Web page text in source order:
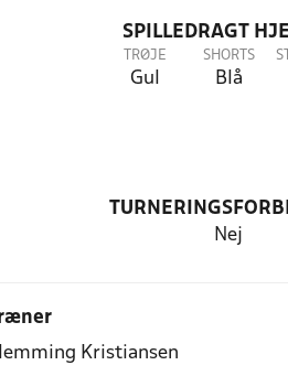
SPILLEDRAGT
TRØJE
Gul
SHORTS
Blå
Nej
Kristiansen